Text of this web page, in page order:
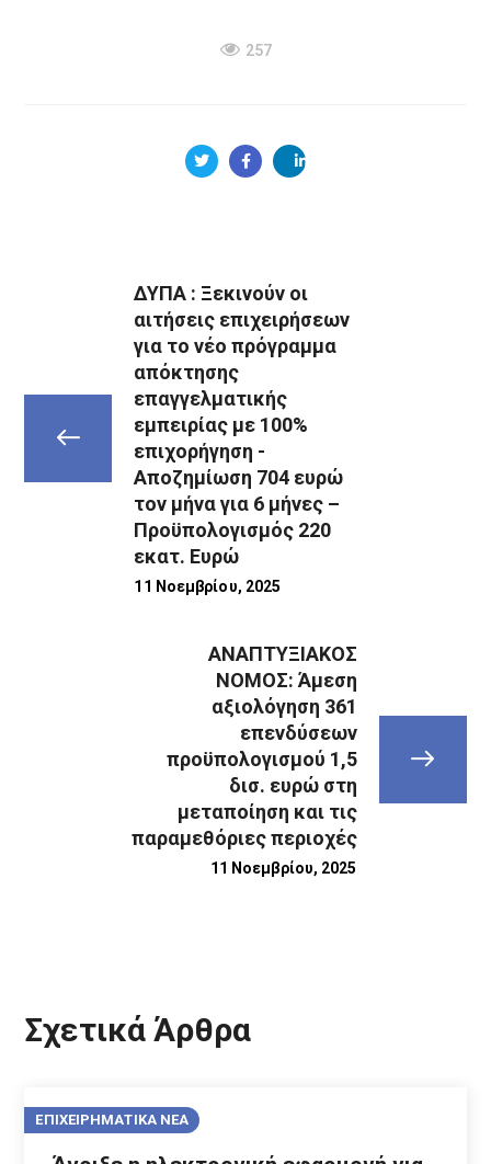
257
ΔΥΠΑ : Ξεκινούν οι
αιτήσεις επιχειρήσεων
για το νέο πρόγραμμα
απόκτησης
επαγγελματικής
εμπειρίας με 100%
επιχορήγηση -
Αποζημίωση 704 ευρώ
τον μήνα για 6 μήνες –
Προϋπολογισμός 220
εκατ. Ευρώ
11 Νοεμβρίου, 2025
ΑΝΑΠΤΥΞΙΑΚΟΣ
ΝΟΜΟΣ: Άμεση
αξιολόγηση 361
επενδύσεων
προϋπολογισμού 1,5
δισ. ευρώ στη
μεταποίηση και τις
παραμεθόριες περιοχές
11 Νοεμβρίου, 2025
Σχετικά Άρθρα
ΕΠΙΧΕΙΡΗΜΑΤΙΚΑ ΝΕΑ